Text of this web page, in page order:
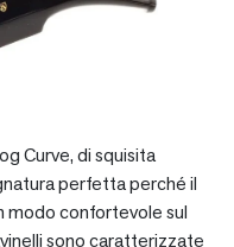
Curve, di squisita
perfetta perché il
modo confortevole sul
sono caratterizzate